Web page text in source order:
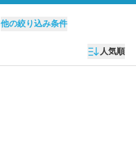
他の絞り込み条件
人気順